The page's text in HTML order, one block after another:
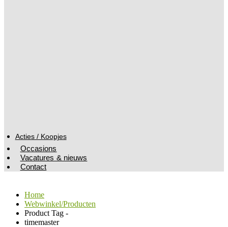
Acties / Koopjes
Occasions
Vacatures & nieuws
Contact
Home
Webwinkel/Producten
Product Tag -
timemaster